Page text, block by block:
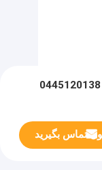
تماس بگیرید